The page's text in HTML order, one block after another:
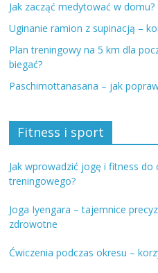
Jak zacząć medytować w
Uginanie ramion z supinacją –
Plan treningowy na 5 km dla
biegać?
Paschimottanasana – jak
Fitness i sport
Jak wprowadzić jogę i fitness do
treningowego?
Joga Iyengara – tajemnice
zdrowotne
Ćwiczenia podczas okresu –